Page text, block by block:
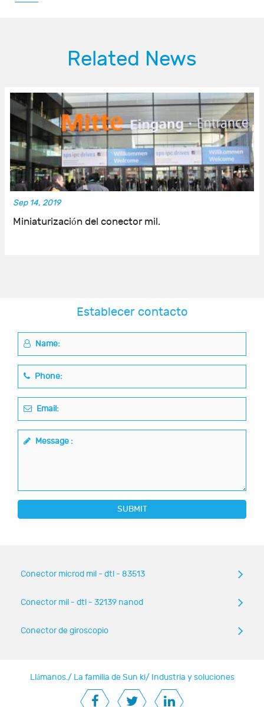
Related News
Sep 14, 2019
Miniaturización del conector mil.
Establecer contacto
Name:
Phone:
Email:
Message :
SUBMIT
Conector microd mil - dtl - 83513
Conector mil - dtl - 32139 nanod
Conector de giroscopio
Llámanos./ La familia de Sun ki/ Industria y soluciones